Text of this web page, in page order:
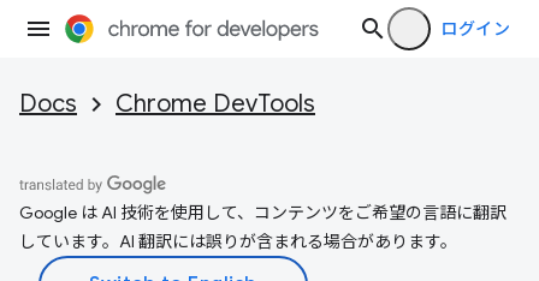
ログイン
Docs Chrome DevTools
Google は AI 技術を使用して、コンテンツをご希望の言語に翻訳
しています。AI 翻訳には誤りが含まれる場合があります。